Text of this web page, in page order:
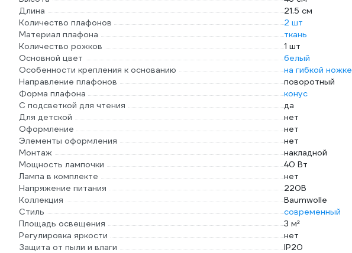
Длина
21.5 см
Количество плафонов
2 шт
Материал плафона
ткань
Количество рожков
1 шт
Основной цвет
белый
Особенности крепления к основанию
на гибкой ножке
Направление плафонов
поворотный
Форма плафона
конус
С подсветкой для чтения
да
Для детской
нет
Оформление
нет
Элементы оформления
нет
Монтаж
накладной
Мощность лампочки
40 Вт
Лампа в комплекте
нет
Напряжение питания
220В
Коллекция
Baumwolle
Стиль
современный
Площадь освещения
3 м²
Регулировка яркости
нет
Защита от пыли и влаги
IP20